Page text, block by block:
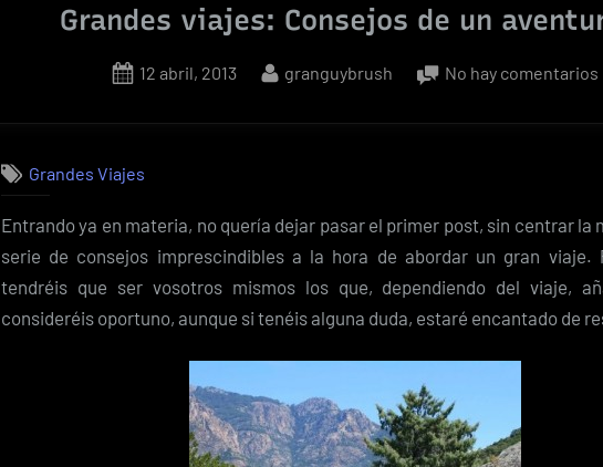
–
sentimiento
Grandes viajes: Consejos de un
Posted
12 abril, 2013 By
granguybrush No hay comentarios
Grandes Viajes
Entrando ya en materia, no quería dejar pasar el primer post, sin centrar la
serie de consejos imprescindibles a la hora de abordar un gran viaje.
tendréis que ser vosotros mismos los que, dependiendo del viaje,
consideréis oportuno, aunque si tenéis alguna duda, estaré encantado de